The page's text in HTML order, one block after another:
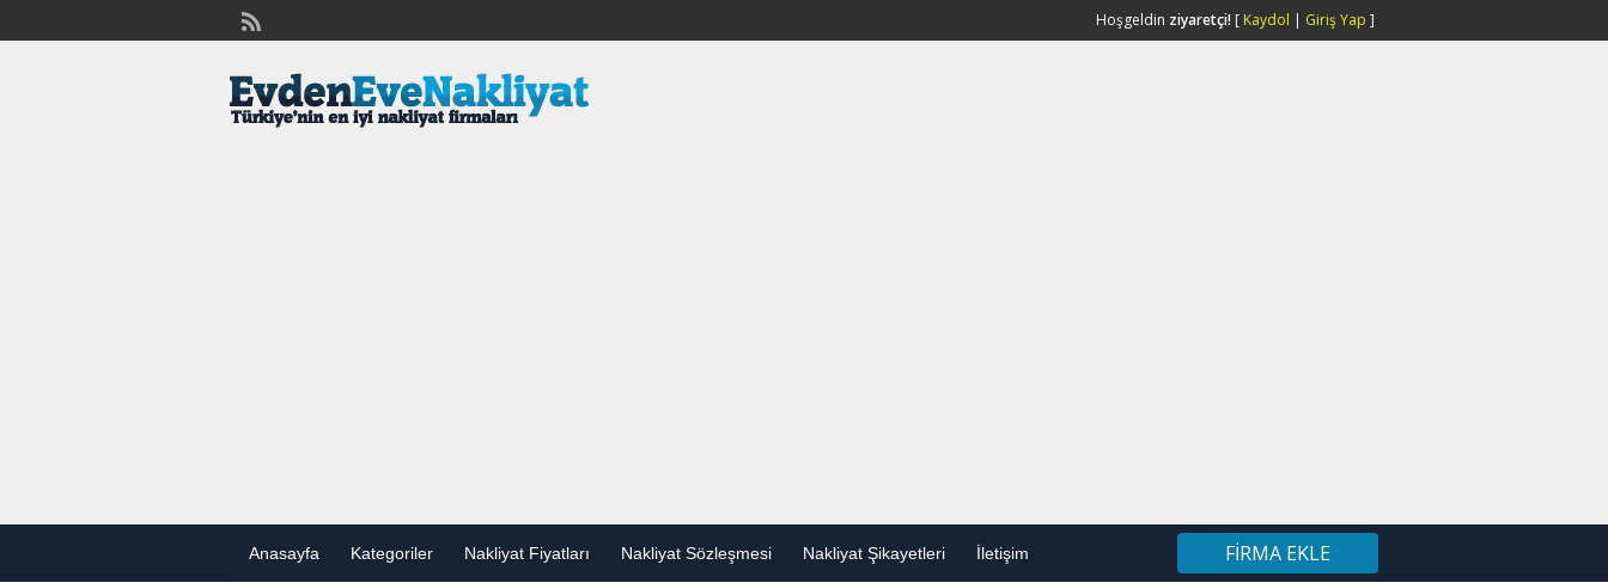
Hoşgeldin ziyaretçi! [ Kaydol | Giriş Yap ]
Anasayfa Kategoriler Nakliyat Fiyatları Nakliyat Sözleşmesi Nakliyat Şikayetleri İletişim FIRMA EKLE